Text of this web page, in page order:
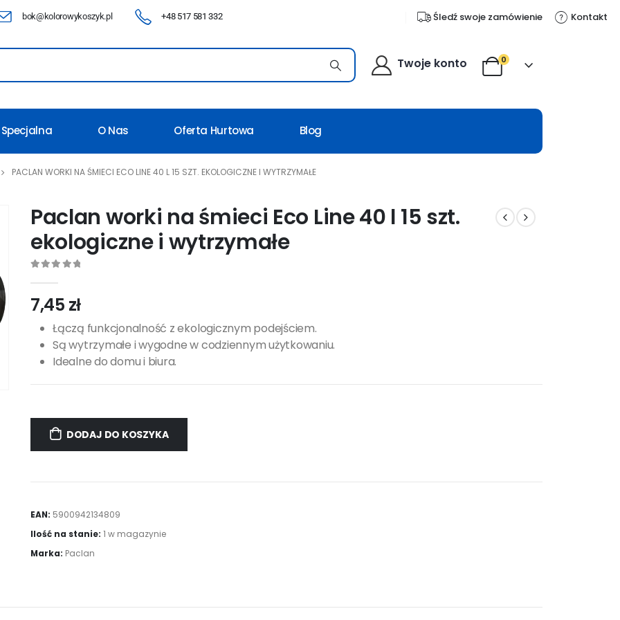
bok@kolorowykoszyk.pl +48 517 581 332 Śledź swoje zamówienie Kontakt
Twoje konto 0
O Nas Oferta Hurtowa Blog
PACLAN WORKI NA ŚMIECI ECO LINE 40 L 15 SZT. EKOLOGICZNE I WYTRZYMAŁE
Paclan worki na śmieci Eco Line 40 l 15 szt.
ekologiczne i wytrzymałe
7,45 zł
Łączą funkcjonalność z ekologicznym podejściem.
Są wytrzymałe i wygodne w codziennym użytkowaniu.
Idealne do domu i biura.
DODAJ DO KOSZYKA
EAN: 5900942134809
Ilość na stanie: 1 w magazynie
Marka: Paclan